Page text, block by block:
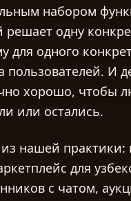
набором
решает одну
для одного
пользователей. И
хорошо, чтобы
или остались.
нашей практики:
для
с чатом,